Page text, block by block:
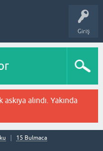
Giriş
alındı. Yakında
15 Bulmaca